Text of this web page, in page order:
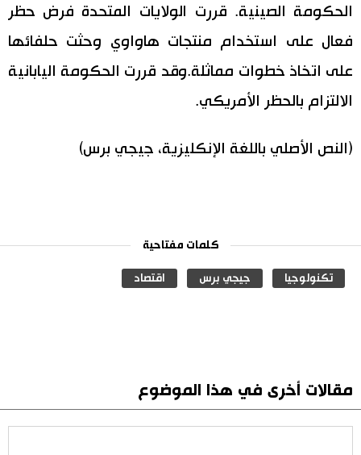
الحكومة الصينية. قررت الولايات المتحدة فرض حظر
فعال على استخدام منتجات هاواوي وحثت حلفائها
على اتخاذ خطوات مماثلة.وقد قررت الحكومة اليابانية
الالتزام بالحظر الأمريكي.
(النص الأصلي باللغة الإنكليزية، جيجي برس)
كلمات مفتاحية
تكنولوجيا جيجي برس اقتصاد
مقالات أخرى في هذا الموضوع